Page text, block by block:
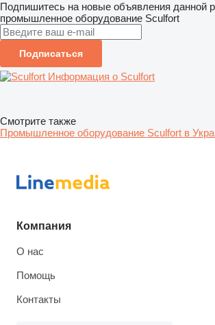
Подпишитесь на новые объявления данной
промышленное оборудование Sculfort
Подписаться
Информация о Sculfort
Смотрите также
Промышленное оборудование Sculfort в
Компания
О нас
Помощь
Контакты